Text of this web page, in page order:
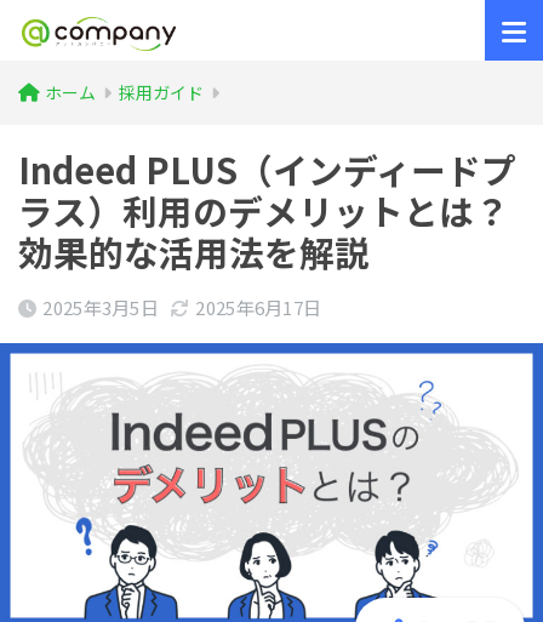
ホーム 採用ガイド
Indeed PLUS（インディードプ
ラス）利用のデメリットとは？
効果的な活用法を解説
2025年3月5日 2025年6月17日